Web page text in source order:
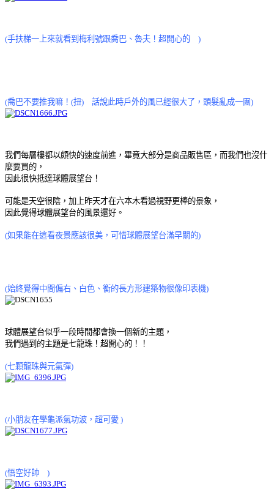
(手扶梯一上來就看到梅利號跟喬巴、魯夫！超開心的 )
(喬巴不要推我嘛！(扭) 話說此時戶外的風已經很大了，頭髮亂成一團)
我們每層樓都以頗快的速度前進，畢竟大部分是商品販售區，而我們也沒什
麼要買的，
因此很快抵達球體展望台！
可能是天空很陰，加上昨天才在六本木看過視野更棒的景象，
因此覺得球體展望台的風景還好。
(如果能在這看夜景應該很美，可惜球體展望台滿早關的)
(始終覺得中間偏右、白色、衡的長方形建築物很像印表機)
球體展望台似乎一段時間都會換一個新的主題，
我們遇到的主題是七龍珠！超開心的！！
(七顆龍珠與元氣彈)
(小朋友在學龜派氣功波，超可愛 )
(悟空好帥 )